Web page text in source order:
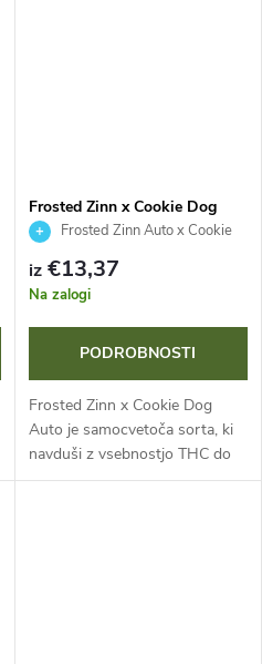
Frosted Zinn x Cookie Dog
Auto - Barney's Farm
Frosted Zinn Auto x Cookie
Dog Auto
iz€13,37
Na zalogi
PODROBNOSTI
Frosted Zinn x Cookie Dog
Auto je samocvetoča sorta, ki
navduši z vsebnostjo THC do
25 % in hitrim življenjskim